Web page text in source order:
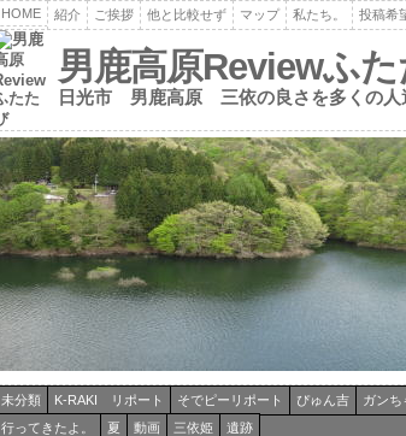
HOME 紹介 ご挨拶 他と比較せず マップ 私たち。 投稿希
男鹿高原Reviewふ
日光市 男鹿高原 三依の良さを多くの人
未分類 K-RAKI リポート そでピーリポート ぴゅん吉 ガンち
行ってきたよ。
夏 動画 三依姫 遺跡